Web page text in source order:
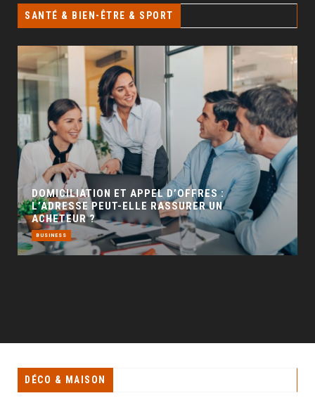
SANTÉ & BIEN-ÊTRE & SPORT
GÉO SEO : UN LEVIER INCONTOURNABLE POUR
LA VISIBILITÉ LOCALE
BUSINESS
DÉCO & MAISON